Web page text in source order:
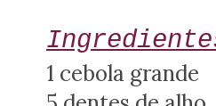
1 cebola grande